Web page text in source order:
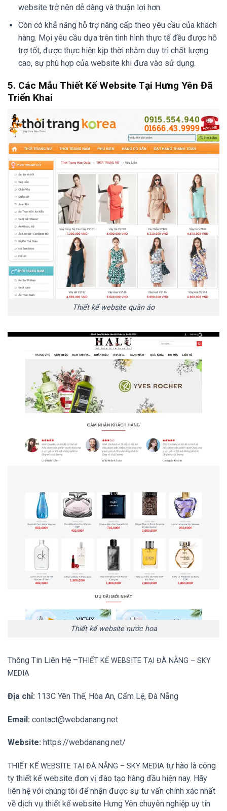
website trở nên dễ dàng và thuận lợi hơn.
Còn có khả năng hỗ trợ nâng cấp theo yêu cầu của khách
hàng. Mọi yêu cầu dựa trên tình hình thực tế đều được hỗ
trợ tốt, được thực hiện kịp thời nhằm duy trì chất lượng
cao, sự phù hợp của website khi đưa vào sử dụng.
5. Các Mẫu Thiết Kế Website Tại Hưng Yên Đã
Triển Khai
Thiết kế website quần áo
Thiết kế website nước hoa
Thông Tin Liên Hệ –TH IẾT KẾ WEBSITE TẠI ĐÀ NẴNG – SKY
MEDIA
Địa chỉ: 113C Yên Thế, Hòa An, Cẩm Lệ, Đà Nẵng
Email: contact@webdanang.net
Website: https://webdanang.net/
TH IẾT KẾ WEBSITE TẠI ĐÀ NẴNG – SKY MEDIA tự hào là công
ty thiết kế website đơn vị đào tạo hàng đầu hiện nay. Hãy
liên hệ với chúng tôi để nhận được sự tư vấn chính xác nhất
về dịch vụ thiết kế website Hưng Yên chuyên nghiệp uy tín